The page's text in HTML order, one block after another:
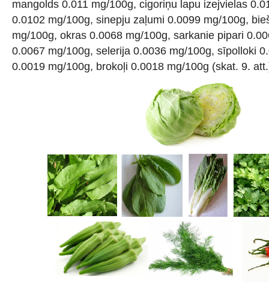
mangolds 0.011 mg/100g, cigoriņu lapu izejvielas
0.0102 mg/100g, sinepju zaļumi 0.0099 mg/100g,
mg/100g, okras 0.0068 mg/100g, sarkanie pipari
0.0067 mg/100g, selerija 0.0036 mg/100g, sīpolloki
0.0019 mg/100g, brokoļi 0.0018 mg/100g (skat. 9.